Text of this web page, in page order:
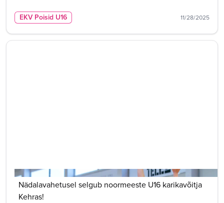
EKV Poisid U16 11/28/2025
Nädalavahetusel selgub noormeeste U16 karikavõitja
Kehras!